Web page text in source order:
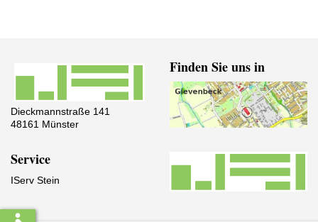
Dieckmannstraße 141
48161 Münster
Finden Sie uns in
Service
IServ Stein